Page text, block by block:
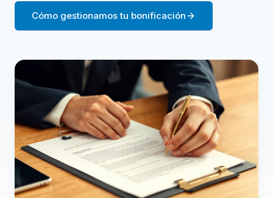
Cómo gestionamos tu bonificación